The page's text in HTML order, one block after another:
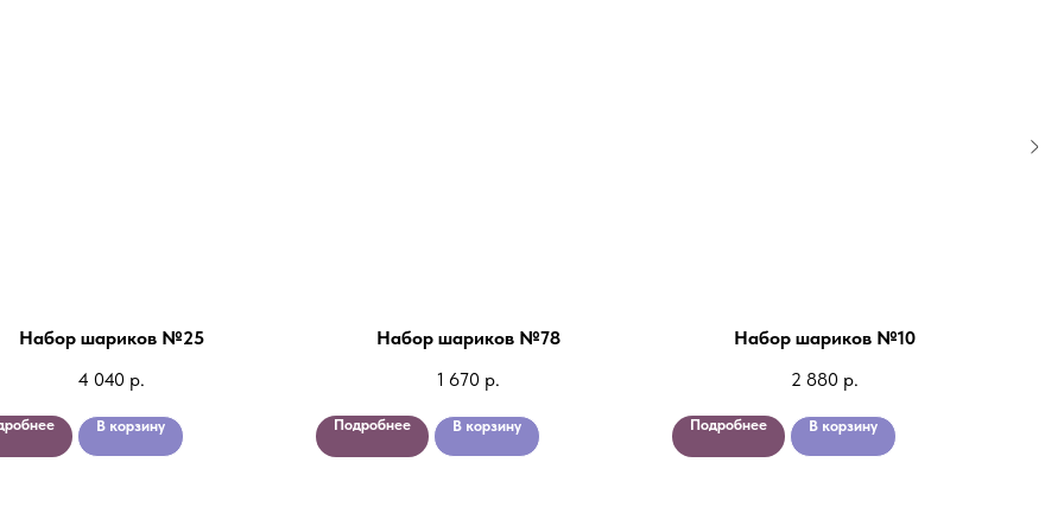
Набор шариков №25
4 040 р.
В корзину
Набор шариков №78
1 670 р.
Подробнее В корзину
Набор шариков №10
2 880 р.
Подробнее В корзину